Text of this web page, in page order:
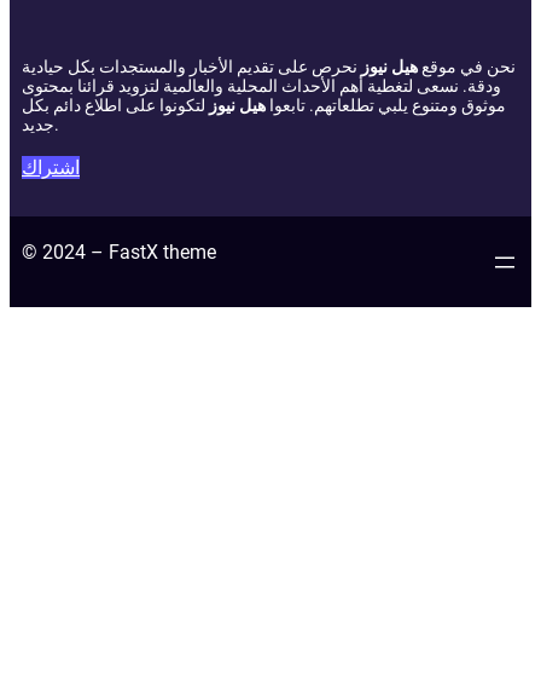
نحن في موقعهيل نيوز نحرص على تقديم الأخبار والمستجدات بكل حيادية
ودقة. نسعى لتغطية أهم الأحداث المحلية والعالمية لتزويد قرائنا بمحتوى
موثوق ومتنوع يلبي تطلعاتهم. تابعوا هيل نيوز لتكونوا على اطلاع دائم بكل
جديد.
اشتراك
© 2024 – FastX theme